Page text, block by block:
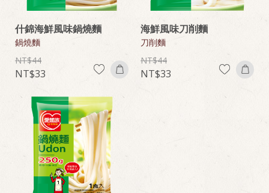
什錦海鮮風味鍋燒麵
鍋燒麵
44
33
海鮮風味刀削麵
刀削麵
44
33